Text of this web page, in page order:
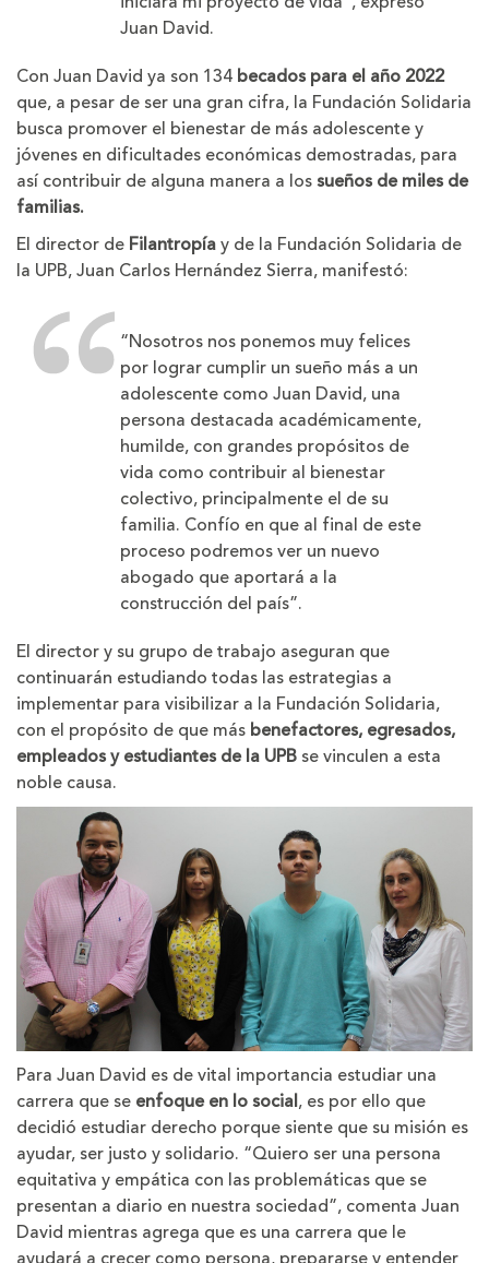
Juan David.
Con Juan David ya son 134 becados para el año 2022
que, a pesar de ser una gran cifra, la Fundación Solidaria
busca promover el bienestar de más adolescente y
jóvenes en dificultades económicas demostradas, para
así contribuir de alguna manera a lossueños de miles de
familias.
El director de Filantropíay de la Fundación Solidaria de
la UPB, Juan Carlos Hernández Sierra, manifestó:
“Nosotros nos ponemos muy felices
por lograr cumplir un sueño más a un
adolescente como Juan David, una
persona destacada académicamente,
humilde, con grandes propósitos de
vida como contribuir al bienestar
colectivo, principalmente el de su
familia. Confío en que al final de este
proceso podremos ver un nuevo
abogado que aportará a la
construcción del país”.
El director y su grupo de trabajo aseguran que
continuarán estudiando todas las estrategias a
implementar para visibilizar a la Fundación Solidaria,
con el propósito de que más benefactores, egresados,
empleados y estudiantes de la UPB se vinculen a esta
noble causa.
Para Juan David es de vital importancia estudiar una
carrera que se enfoque en lo social, es por ello que
decidió estudiar derecho porque siente que su misión es
ayudar, ser justo y solidario. “Quiero ser una persona
equitativa y empática con las problemáticas que se
presentan a diario en nuestra sociedad”, comenta Juan
David mientras agrega que es una carrera que le